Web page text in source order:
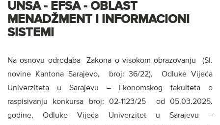
UNSA - EFSA - OBLAST
MENADŽMENT I INFORMACIONI
SISTEMI
Na osnovu odredaba Zakona o visokom obrazovanju (Sl.
novine Kantona Sarajevo, broj: 36/22), Odluke Vijeća
Univerziteta u Sarajevu – Ekonomskog fakulteta o
raspisivanju konkursa broj: 02-1123/25 od 05.03.2025.
godine, Odluke Vijeća Univerzitet u Sarajevu –